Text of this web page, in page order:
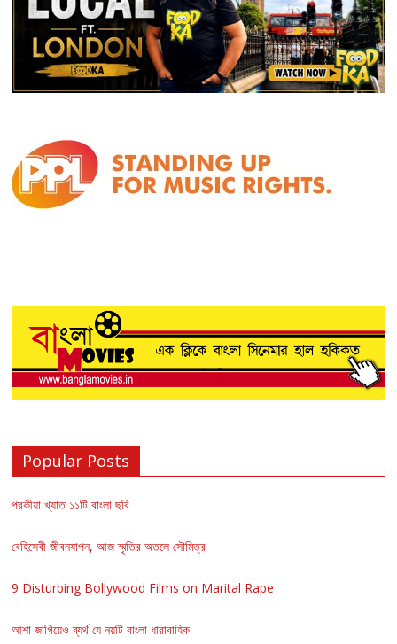
Popular Posts
পরকীয়া খ্যাত ১১টি বাংলা ছবি
বেহিসেবী জীবনযাপন, আজ স্মৃতির অতলে সৌমিত্র
9 Disturbing Bollywood Films on Marital Rape
আশা জাগিয়েও ব্যর্থ যে নয়টি বাংলা ধারাবাহিক